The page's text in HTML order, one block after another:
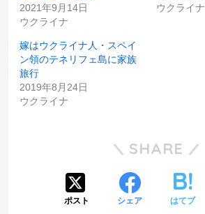
2021年9月14日
ウクライナ
ウクライナ
嫁はウクライナ人・スペイ
ン領のテネリフェ島に家族
旅行
2019年8月24日
ウクライナ
SHARE
ポスト シェア はてブ